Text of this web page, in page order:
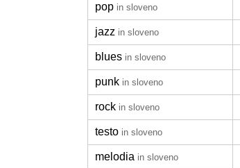
pop in sloveno
jazz in sloveno
blues in sloveno
punk in sloveno
rock in sloveno
testo in sloveno
melodia in sloveno